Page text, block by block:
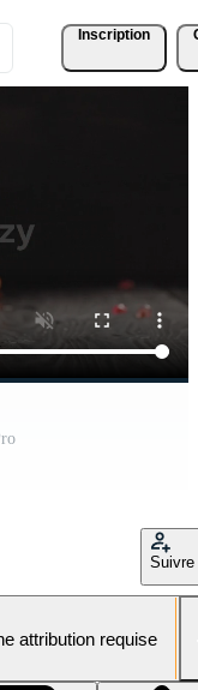
Inscription
Suivre
attribution requise